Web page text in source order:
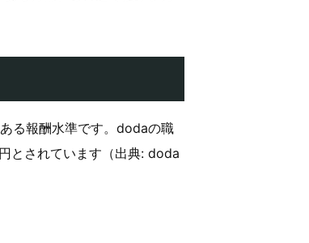
る報酬水準です。dodaの職
とされています（出典: doda